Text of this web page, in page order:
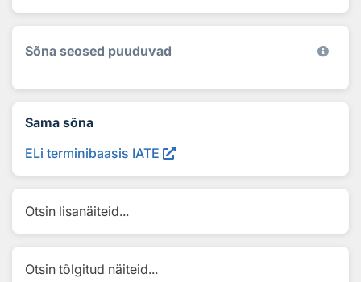
Sõna seosed puuduvad
Sama sõna
ELi terminibaasis IATE
Otsin lisanäiteid...
Otsin tõlgitud näiteid...